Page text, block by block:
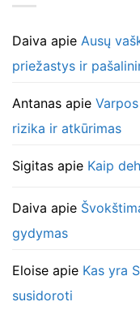
Daiva apie Ausų
priežastys ir
Antanas apie
rizika ir atkūrimas
Sigitas apie Kaip
Daiva apie
gydymas
Eloise apie Kas yra
susidoroti